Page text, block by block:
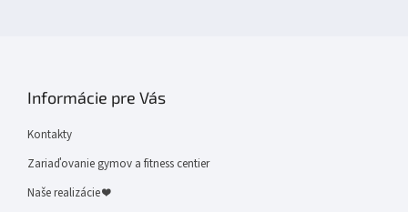
Informácie pre Vás
Kontakty
Zariaďovanie gymov a fitness centier
Naše realizácie ❤